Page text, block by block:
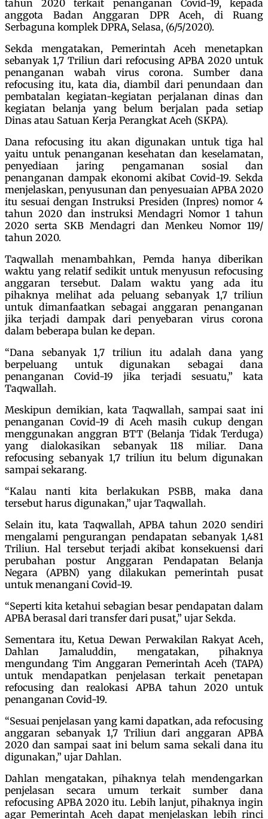
tahun 2020 terkait penanganan Covid-19, kepada
anggota Badan Anggaran DPR Aceh, di Ruang
Serbaguna komplek DPRA, Selasa, (6/5/2020).
Sekda mengatakan, Pemerintah Aceh menetapkan
sebanyak 1,7 Triliun dari refocusing APBA 2020 untuk
penanganan wabah virus corona. Sumber dana
refocusing itu, kata dia, diambil dari penundaan dan
pembatalan kegiatan-kegiatan perjalanan dinas dan
kegiatan belanja yang belum berjalan pada setiap
Dinas atau Satuan Kerja Perangkat Aceh (SKPA).
Dana refocusing itu akan digunakan untuk tiga hal
yaitu untuk penanganan kesehatan dan keselamatan,
penyediaan jaring pengamanan sosial dan
penanganan dampak ekonomi akibat Covid-19. Sekda
menjelaskan, penyusunan dan penyesuaian APBA 2020
itu sesuai dengan Instruksi Presiden (Inpres) nomor 4
tahun 2020 dan instruksi Mendagri Nomor 1 tahun
2020 serta SKB Mendagri dan Menkeu Nomor 119/
tahun 2020.
Taqwallah menambahkan, Pemda hanya diberikan
waktu yang relatif sedikit untuk menyusun refocusing
anggaran tersebut. Dalam waktu yang ada itu
pihaknya melihat ada peluang sebanyak 1,7 triliun
untuk dimanfaatkan sebagai anggaran penanganan
jika terjadi dampak dari penyebaran virus corona
dalam beberapa bulan ke depan.
“Dana sebanyak 1,7 triliun itu adalah dana yang
berpeluang untuk digunakan sebagai dana
penanganan Covid-19 jika terjadi sesuatu,” kata
Taqwallah.
Meskipun demikian, kata Taqwallah, sampai saat ini
penanganan Covid-19 di Aceh masih cukup dengan
menggunakan anggran BTT (Belanja Tidak Terduga)
yang dialokasikan sebanyak 118 miliar. Dana
refocusing sebanyak 1,7 triliun itu belum digunakan
sampai sekarang.
“Kalau nanti kita berlakukan PSBB, maka dana
tersebut harus digunakan,” ujar Taqwallah.
Selain itu, kata Taqwallah, APBA tahun 2020 sendiri
mengalami pengurangan pendapatan sebanyak 1,481
Triliun. Hal tersebut terjadi akibat konsekuensi dari
perubahan postur Anggaran Pendapatan Belanja
Negara (APBN) yang dilakukan pemerintah pusat
untuk menangani Covid-19.
“Seperti kita ketahui sebagian besar pendapatan dalam
APBA berasal dari transfer dari pusat,” ujar Sekda.
Sementara itu, Ketua Dewan Perwakilan Rakyat Aceh,
Dahlan Jamaluddin, mengatakan, pihaknya
mengundang Tim Anggaran Pemerintah Aceh (TAPA)
untuk mendapatkan penjelasan terkait penetapan
refocusing dan realokasi APBA tahun 2020 untuk
penanganan Covid-19.
“Sesuai penjelasan yang kami dapatkan, ada refocusing
anggaran sebanyak 1,7 Triliun dari anggaran APBA
2020 dan sampai saat ini belum sama sekali dana itu
digunakan,” ujar Dahlan.
Dahlan mengatakan, pihaknya telah mendengarkan
penjelasan secara umum terkait sumber dana
refocusing APBA 2020 itu. Lebih lanjut, pihaknya ingin
agar Pemerintah Aceh dapat menjelaskan lebih rinci